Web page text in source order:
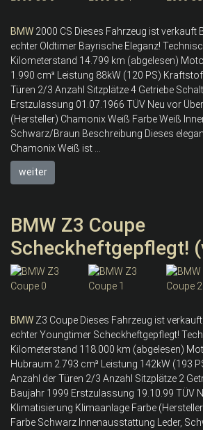
BMW 2000 CS Dieses Fahrzeug ist verkauft
echter Oldtimer Bayrische Eleganz!
Kilometerstand 14.799 km (abgelesen)
1.990 cm³ Leistung 88kW (120 PS)
Türen 2/3 Anzahl Sitzplätze 4 Getriebe
Erstzulassung 01.07.1966 TÜV Neu vor
(Hersteller) Chamonix Weiß Farbe Weiß
Schwarz/Braun Beschreibung Dieses
Chamonix Weiß ist ...
weiter
BMW Z3 Coupe
Scheckheftgepflegt!
BMW Z3 Coupe Dieses Fahrzeug ist
echter Youngtimer Scheckheftgepflegt!
Kilometerstand 118.000 km (abgelesen)
Hubraum 2.793 cm³ Leistung 142kW (193
Anzahl der Türen 2/3 Anzahl Sitzplätze 2
Baujahr 1999 Erstzulassung 19.10.99 TÜV
Klimatisierung Klimaanlage Farbe
Farbe Schwarz Innenausstattung Leder,